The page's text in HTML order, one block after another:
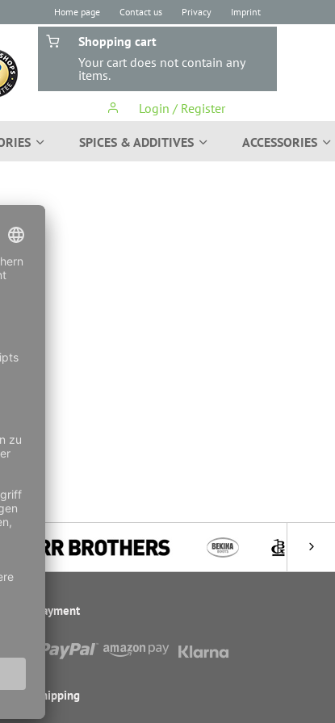
Home page Contact us Privacy Imprint
Login / Register
Shopping cart
Your cart does not contain any
items.
SPICES & ADDITIVES ACCESSORIES
an.
Payment
Shipping